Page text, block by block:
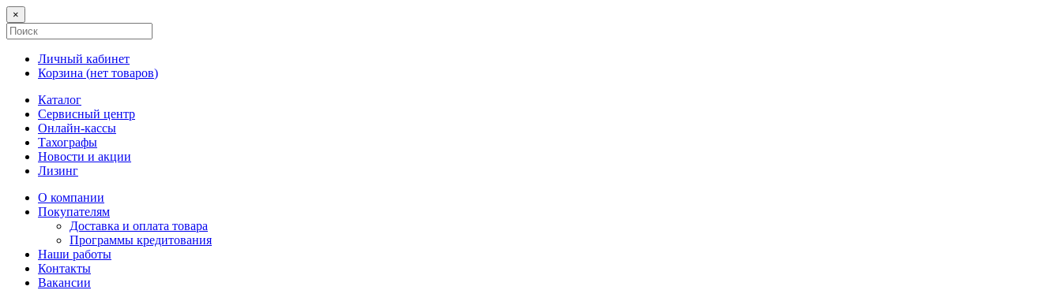
×
Личный кабинет
Корзина (нет товаров)
Каталог
Сервисный центр
Онлайн-кассы
Тахографы
Новости и акции
Лизинг
О компании
Покупателям
Доставка и оплата товара
Программы кредитования
Наши работы
Контакты
Вакансии